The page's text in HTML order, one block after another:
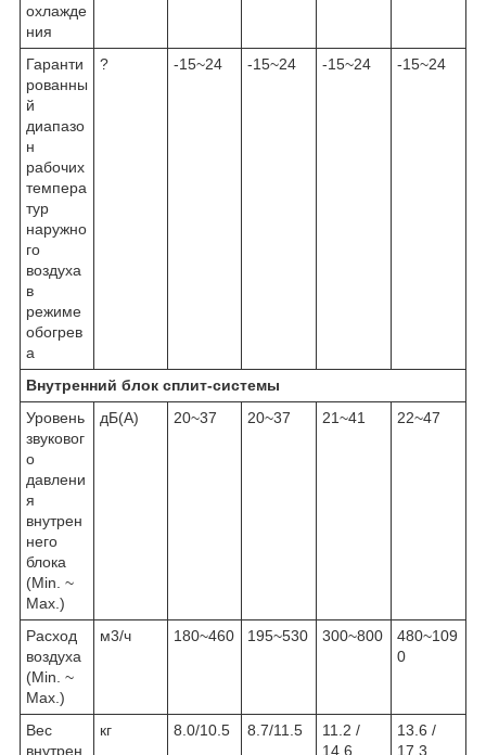
охлажде
ния
Гаранти
рованны
й
диапазо
н
рабочих
темпера
тур
наружно
го
воздуха
в
режиме
обогрев
а
? -15~24 -15~24 -15~24 -15~24
Внутренний блок сплит-системы
Уровень
звуковог
о
давлени
я
внутрен
него
блока
(Min. ~
Max.)
дБ(А) 20~37 20~37 21~41 22~47
Расход
воздуха
(Min. ~
Max.)
м3/ч 180~460 195~530 300~800
480~109
0
Вес
внутрен
кг 8.0/10.5 8.7/11.5
11.2 /
14.6
13.6 /
17.3